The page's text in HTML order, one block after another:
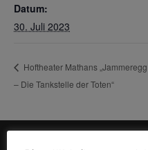
Datum:
30. Juli 2023
Hoftheater Mathans
– Die Tankstelle der Toten“